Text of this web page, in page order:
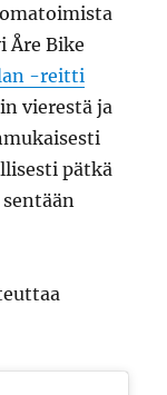
Åre Bike
-reitti
vierestä ja
pätkä